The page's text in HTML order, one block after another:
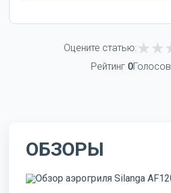
Оцените статью:
Рейтинг 0Голосов
ОБЗОРЫ